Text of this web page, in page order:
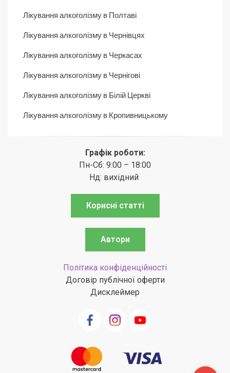
Лікування алкоголізму в Полтаві
Лікування алкоголізму в Чернівцях
Лікування алкоголізму в Черкасах
Лікування алкоголізму в Чернігові
Лікування алкоголізму в Білій Церкві
Лікування алкоголізму в Кропивницькому
Графік роботи:
Пн-Сб: 9:00 – 18:00
Нд: вихідний
Корисні статті
Автори
Політика конфіденційності
Договір публічної оферти
Дисклеймер